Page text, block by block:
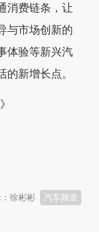
消费链条，让
与市场创新的
体验等新兴汽
新增长点。
汽车频道
徐彬彬